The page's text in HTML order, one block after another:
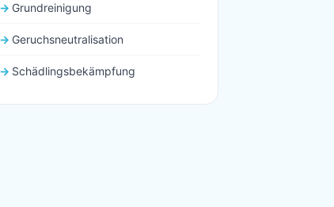
Grundreinigung
Geruchsneutralisation
Schädlingsbekämpfung